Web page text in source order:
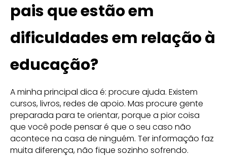
pais que estão em
dificuldades em relação à
educação?
A minha principal dica é: procure ajuda. Existem
cursos, livros, redes de apoio. Mas procure gente
preparada para te orientar, porque a pior coisa
que você pode pensar é que o seu caso não
acontece na casa de ninguém. Ter informação faz
muita diferença, não fique sozinho sofrendo.